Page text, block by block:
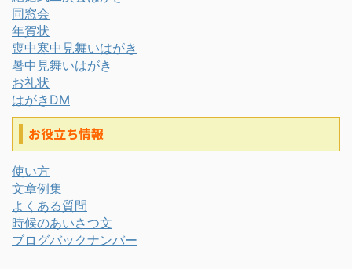
同窓会
年賀状
喪中寒中見舞いはがき
暑中見舞いはがき
お礼状
はがきDM
お役立ち情報
使い方
文章例集
よくある質問
時候のあいさつ文
ブログバックナンバー